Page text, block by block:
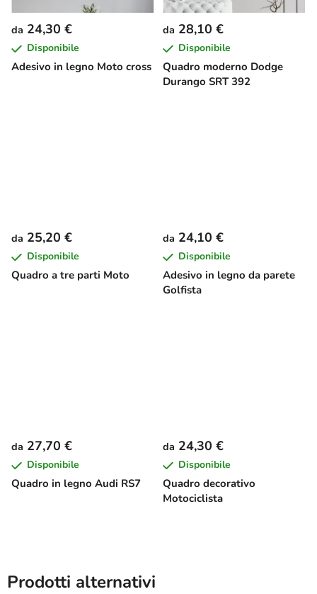
Adesivo in legno Moto cross
da 24,30 €
Disponibile
Quadro moderno Dodge
Durango SRT 392
da 28,10 €
Disponibile
Quadro a tre parti Moto
da 25,20 €
Disponibile
Adesivo in legno da parete
Golfista
da 24,10 €
Disponibile
Quadro in legno Audi RS7
da 27,70 €
Disponibile
Quadro decorativo
Motociclista
da 24,30 €
Disponibile
Prodotti alternativi